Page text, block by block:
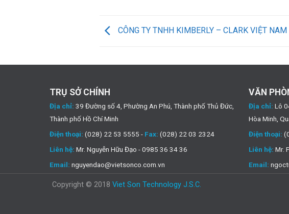
CÔNG TY TNHH KIMBERLY – CLARK VIỆT NAM
TRỤ SỞ CHÍNH
Địa chỉ: 39 Đường số 4, Phường An Phú, Thành phố Thủ Đức,
Thành phố Hồ Chí Minh
Điện thoại: (028) 22 53 5555 - Fax: (028) 22 03 2324
Liên hệ: Mr. Nguyễn Hữu Đạo - 0985 36 34 36
Email: nguyendao@vietsonco.com.vn
VĂN
Địa chỉ: Lô
Hòa Minh,
Điện thoại:
Liên hệ: Mr.
Email:
Copyright © 2018 Viet Son Technology J.S.C.